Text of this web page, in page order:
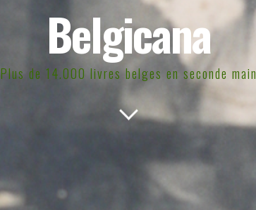
Belgicana
Plus de 14.000 livres belges en seconde main